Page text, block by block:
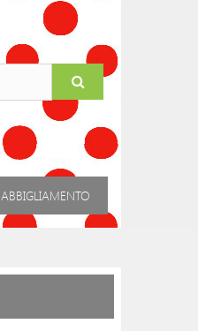
ABBIGLIAMENTO